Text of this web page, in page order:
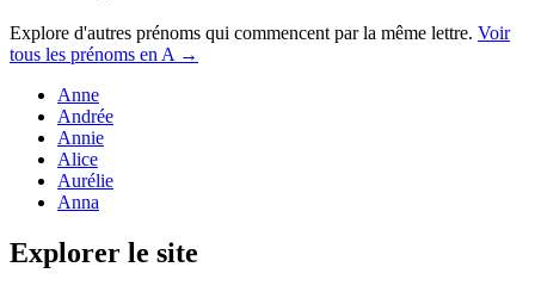
Explore d'autres prénoms qui commencent par la même lettre. Voir
tous les prénoms enA→
Anne
Andrée
Annie
Alice
Aurélie
Anna
Explorer le site